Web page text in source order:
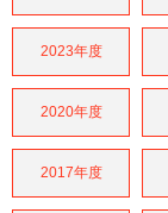
2023年度
2020年度
2017年度